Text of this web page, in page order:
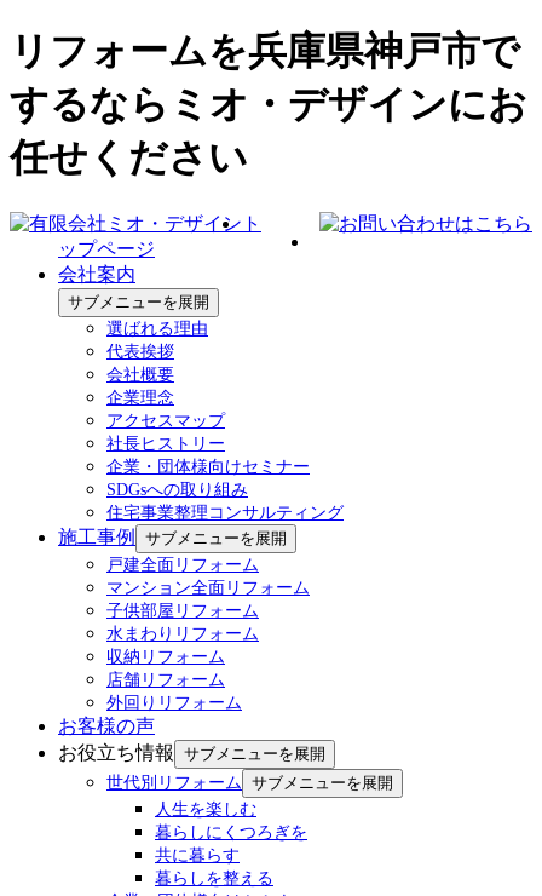
リフォームを兵庫県神戸市で
するならミオ・デザインにお
任せください
ト
ップページ
会社案内
サブメニューを展開
選ばれる理由
代表挨拶
会社概要
企業理念
アクセスマップ
社長ヒストリー
企業・団体様向けセミナー
SDGsへの取り組み
住宅事業整理コンサルティング
施工事例
サブメニューを展開
戸建全面リフォーム
マンション全面リフォーム
子供部屋リフォーム
水まわりリフォーム
収納リフォーム
店舗リフォーム
外回りリフォーム
お客様の声
お役立ち情報
サブメニューを展開
世代別リフォーム サブメニューを展開
人生を楽しむ
暮らしにくつろぎを
共に暮らす
暮らしを整える